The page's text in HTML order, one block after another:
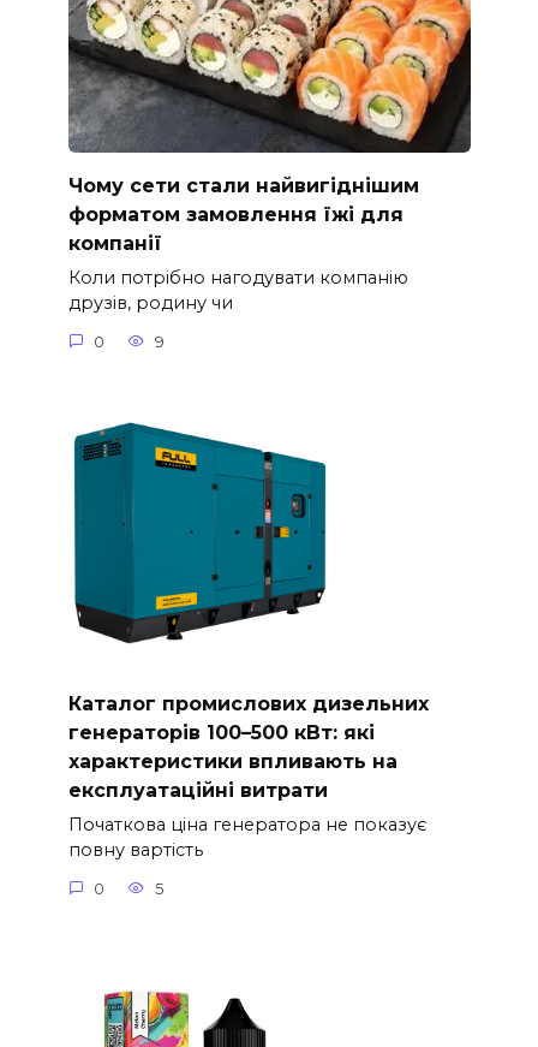
Чому сети стали найвигіднішим
форматом замовлення їжі для
компанії
Коли потрібно нагодувати компанію
друзів, родину чи
0 9
Каталог промислових дизельних
генераторів 100–500 кВт: які
характеристики впливають на
експлуатаційні витрати
Початкова ціна генератора не показує
повну вартість
0 5